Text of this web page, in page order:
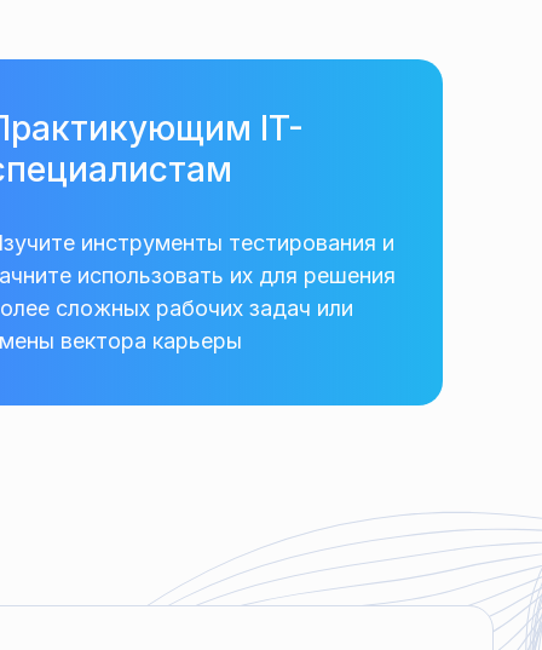
IT-
инструменты тестирования и
использовать их для решения
сложных рабочих задач или
вектора карьеры